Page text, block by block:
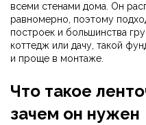
всеми стенами дома. Он
равномерно, поэтому
построек и большинства
коттедж или дачу, такой
и проще в монтаже.
Что такое
зачем он нужен